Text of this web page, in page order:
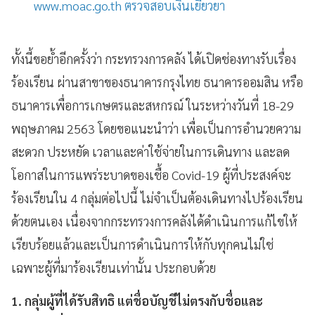
www.moac.go.th ตรวจสอบเงินเยียวยา
ทั้งนี้ขอย้ำอีกครั้งว่า กระทรวงการคลัง ได้เปิดช่องทางรับเรื่อง
ร้องเรียน ผ่านสาขาของธนาคารกรุงไทย ธนาคารออมสิน หรือ
ธนาคารเพื่อการเกษตรและสหกรณ์ ในระหว่างวันที่ 18-29
พฤษภาคม 2563 โดยขอแนะนำว่า เพื่อเป็นการอำนวยความ
สะดวก ประหยัด เวลาและค่าใช้จ่ายในการเดินทาง และลด
โอกาสในการแพร่ระบาดของเชื้อ Covid-19 ผู้ที่ประสงค์จะ
ร้องเรียนใน 4 กลุ่มต่อไปนี้ ไม่จำเป็นต้องเดินทางไปร้องเรียน
ด้วยตนเอง เนื่องจากกระทรวงการคลังได้ดำเนินการแก้ไขให้
เรียบร้อยแล้วและเป็นการดำเนินการให้กับทุกคนไม่ใช่
เฉพาะผู้ที่มาร้องเรียนเท่านั้น ประกอบด้วย
1. กลุ่มผู้ที่ได้รับสิทธิ แต่ชื่อบัญชีไม่ตรงกับชื่อและ